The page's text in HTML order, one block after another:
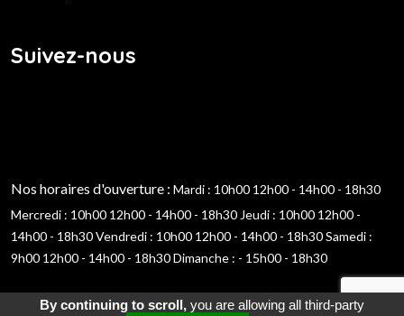
Suivez-nous
Nos horaires d'ouverture : Mardi : 10h00 12h00 - 14h00 - 18h30
Mercredi : 10h00 12h00 - 14h00 - 18h30 Jeudi : 10h00 12h00 -
14h00 - 18h30Vendredi : 10h00 12h00 - 14h00 - 18h30Samedi :
9h00 12h00 - 14h00 - 18h30Dimanche : - 15h00 - 18h30
By continuing to scroll,you are allowing all third-party